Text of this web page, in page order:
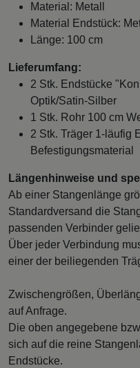
Material: Metall
Material Endstück:
Länge: 100 cm
Lieferumfang:
2 Stk. Endstücke
Optik/Satin-Silber
1 Stk. Rohr 100 cm
2 Stk. Träger 1-läufig
Befestigungsmaterial
Längenhinweise und
Ab einer Stangenlänge
Standardversand die
passenden Verbinder
Über jeder Verbindung
einer der beiliegenden
Zwischengrößen,
auf Anfrage.
Die oben angegebene
sich auf die reine
Endstücke.